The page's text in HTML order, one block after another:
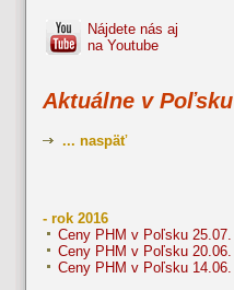
Nájdete nás aj
na Youtube
Aktuálne v Poľsku
... naspäť
- rok 2016
Ceny PHM v Poľsku 25.07.
Ceny PHM v Poľsku 20.06.
Ceny PHM v Poľsku 14.06.